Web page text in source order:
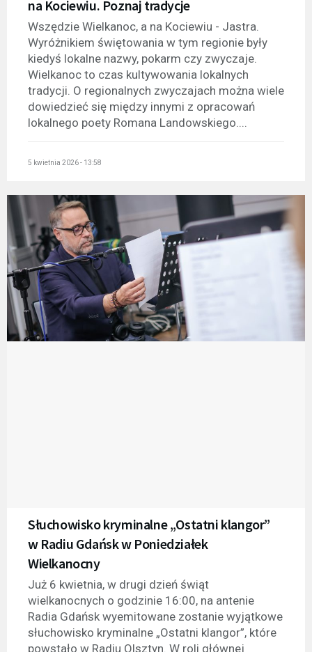
na Kociewiu. Poznaj tradycje
Wszędzie Wielkanoc, a na Kociewiu - Jastra.
Wyróżnikiem świętowania w tym regionie były
kiedyś lokalne nazwy, pokarm czy zwyczaje.
Wielkanoc to czas kultywowania lokalnych
tradycji. O regionalnych zwyczajach można wiele
dowiedzieć się między innymi z opracowań
lokalnego poety Romana Landowskiego....
5 kwietnia 2026 - 13:58
Słuchowisko kryminalne „Ostatni klangor”
w Radiu Gdańsk w Poniedziałek
Wielkanocny
Już 6 kwietnia, w drugi dzień świąt
wielkanocnych o godzinie 16:00, na antenie
Radia Gdańsk wyemitowane zostanie wyjątkowe
słuchowisko kryminalne „Ostatni klangor”, które
powstało w Radiu Olsztyn. W roli głównej